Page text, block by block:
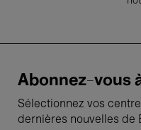
Abonnez-vous
Sélectionnez vos
dernières nouvelles de